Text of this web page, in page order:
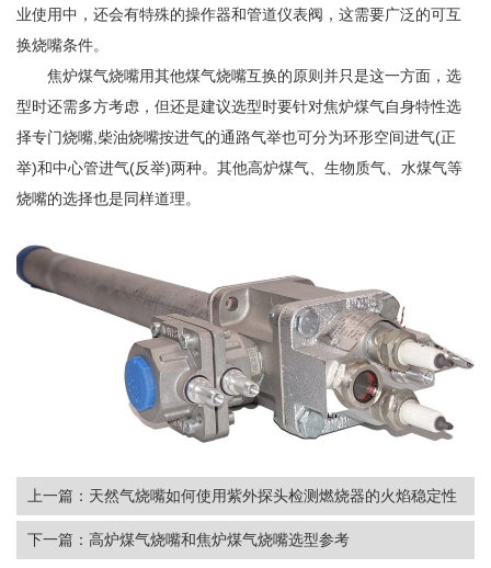
业使用中，还会有特殊的操作器和管道仪表阀，这需要广泛的可互
换烧嘴条件。
焦炉煤气烧嘴用其他煤气烧嘴互换的原则并只是这一方面，选
型时还需多方考虑，但还是建议选型时要针对焦炉煤气自身特性选
择专门烧嘴,柴油烧嘴按进气的通路气举也可分为环形空间进气(正
举)和中心管进气(反举)两种。其他高炉煤气、生物质气、水煤气等
烧嘴的选择也是同样道理。
上一篇：天然气烧嘴如何使用紫外探头检测燃烧器的火焰稳定性
下一篇：高炉煤气烧嘴和焦炉煤气烧嘴选型参考